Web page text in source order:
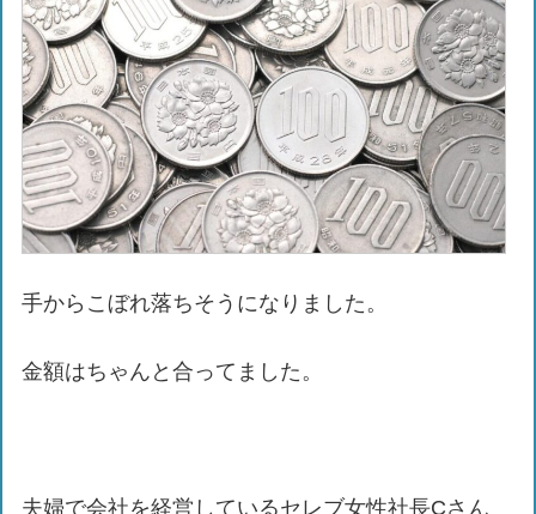
手からこぼれ落ちそうになりました。
金額はちゃんと合ってました。
夫婦で会社を経営しているセレブ女性社長Cさん